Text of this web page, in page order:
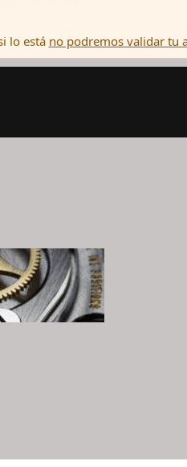
lo está no podremos validar tu